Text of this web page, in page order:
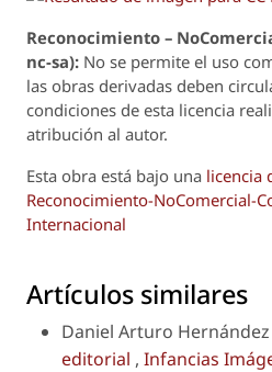
Reconocimiento –
nc-sa): No se permite el uso
las obras derivadas deben
condiciones de esta licencia
atribución al autor.
Esta obra está bajo una licencia
Reconocimiento-NoComercial-
Internacional
Artículos similares
Daniel Arturo
editorial , Infancias